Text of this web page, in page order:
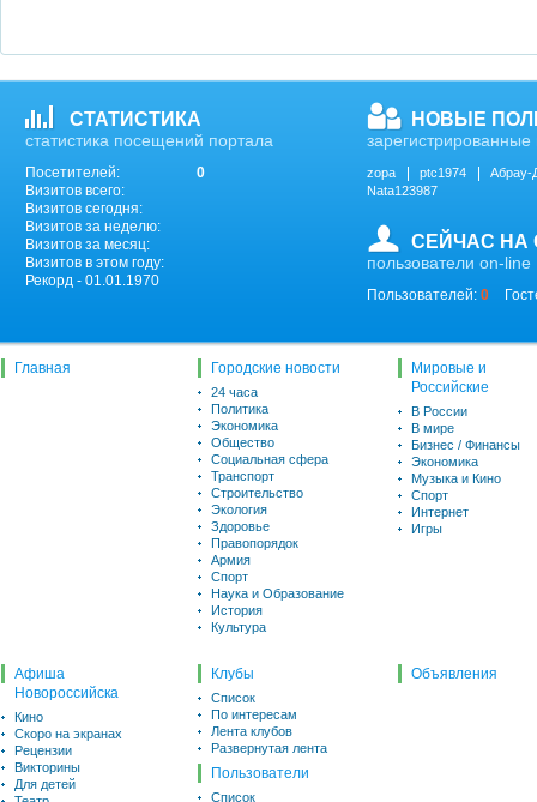
СТАТИСТИКА
статистика посещений портала
Посетителей:
0
Визитов всего:
Визитов сегодня:
Визитов за неделю:
Визитов за месяц:
Визитов в этом году:
Рекорд - 01.01.1970
НОВЫЕ
зарегистрированные
zopa ptc1974
Абрау-
Nata123987
СЕЙЧАС НА
пользователи on-line
Пользователей: 0
Главная Городские новости
24 часа
Политика
Экономика
Общество
Социальная сфера
Транспорт
Строительство
Экология
Здоровье
Правопорядок
Армия
Спорт
Наука и Образование
История
Культура
Мировые и
Российские
В России
В мире
Бизнес / Финансы
Экономика
Музыка и Кино
Спорт
Интернет
Игры
Афиша
Новороссийска
Кино
Скоро на экранах
Рецензии
Викторины
Для детей
Клубы
Список
По интересам
Лента клубов
Развернутая лента
Пользователи
Список
Объявления